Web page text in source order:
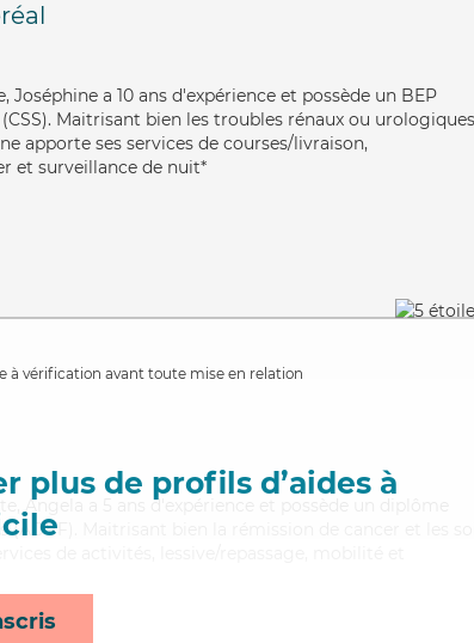
a 10 ans d'expérience et possède un BEP
Maitrisant bien les troubles rénaux ou
apporte ses services de courses/livraison,
et surveillance de nuit*
à vérification avant toute mise en relation
plus de profils d’aides à
Angela a 5 ans d'expérience et possède un diplôme
(ADVF). Maitrisant bien la rémission de cancer et les